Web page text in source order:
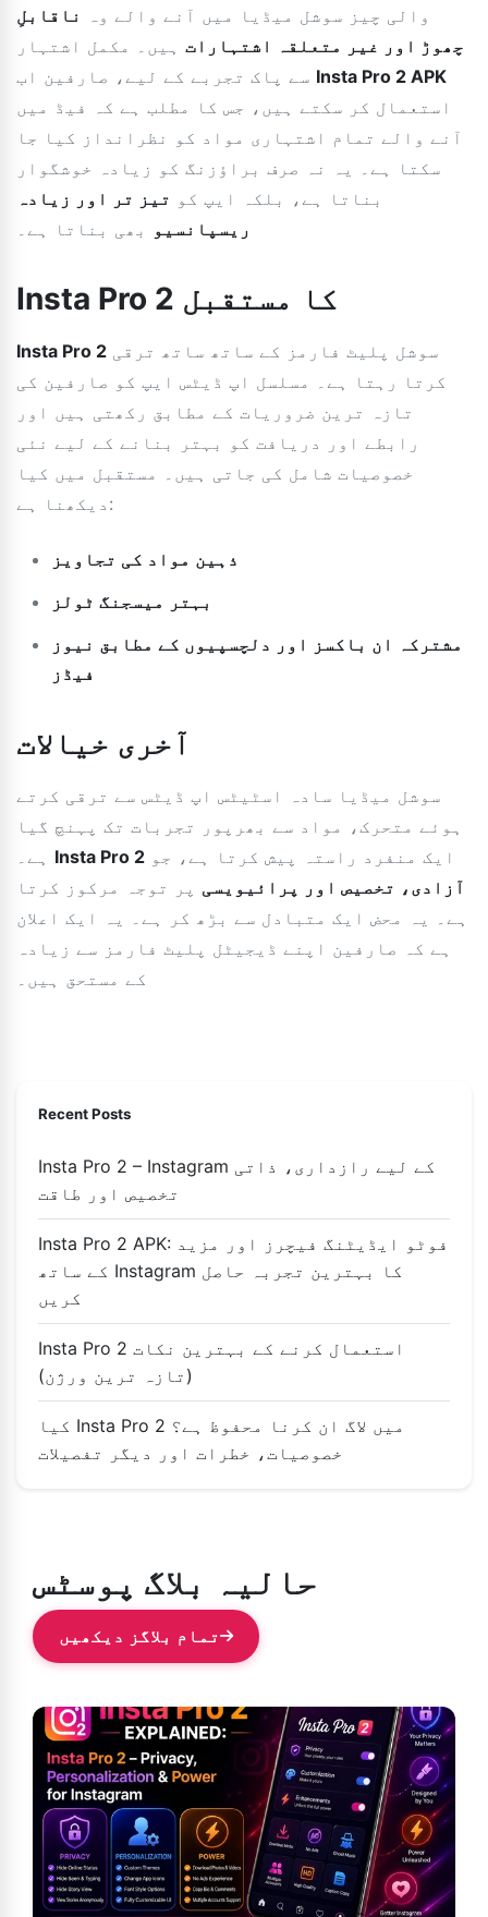
والی چیز سوشل میڈیا میں آنے والے وہ
ناقابلِ
چھوڑ اور غیر متعلقہ اشتہارات ہیں۔ مکمل اشتہار
Insta Pro 2 APK
استعمال کر سکتے ہیں، جس کا مطلب ہے کہ فیڈ میں
آنے والے تمام اشتہاری مواد کو نظرانداز کیا جا
سکتا ہے۔ یہ نہ صرف براؤزنگ کو زیادہ خوشگوار
بناتا ہے، بلکہ ایپ کو تیز تر اور زیادہ
ریسپانسیو
بھی بناتا ہے۔
Insta Pro 2 کا مستقبل
Insta Pro 2
کرتا رہتا ہے۔ مسلسل اپ ڈیٹس ایپ کو صارفین کی
تازہ ترین ضروریات کے مطابق رکھتی ہیں اور
رابطے اور دریافت کو بہتر بنانے کے لیے نئی
خصوصیات شامل کی جاتی ہیں۔ مستقبل میں کیا
دیکھنا ہے:
ذہین مواد کی تجاویز
بہتر میسجنگ ٹولز
مشترکہ ان باکسز اور دلچسپیوں کے مطابق نیوز
فیڈز
آخری خیالات
سوشل میڈیا سادہ اسٹیٹس اپ ڈیٹس سے ترقی کرتے
ہوئے متحرک، مواد سے بھرپور تجربات تک پہنچ گیا
Insta Pro 2 ایک منفرد راستہ پیش کرتا ہے، جو
آزادی، تخصیص اور پرائیویسی پر توجہ مرکوز کرتا
ہے۔ یہ محض ایک متبادل سے بڑھ کر ہے۔ یہ ایک اعلان
ہے کہ صارفین اپنے ڈیجیٹل پلیٹ فارمز سے زیادہ
کے مستحق ہیں۔
Recent Posts
Insta Pro 2 – Instagram کے لیے رازداری، ذاتی
تخصیص اور طاقت
Insta Pro 2 APK: فوٹو ایڈیٹنگ فیچرز اور مزید
کے ساتھ Instagram کا بہترین تجربہ حاصل
کریں
Insta Pro 2 استعمال کرنے کے بہترین نکات
(تازہ ترین ورژن)
کیا Insta Pro 2 میں لاگ ان کرنا محفوظ ہے؟
خصوصیات، خطرات اور دیگر تفصیلات
حالیہ بلاگ پوسٹس
تمام بلاگز دیکھیں